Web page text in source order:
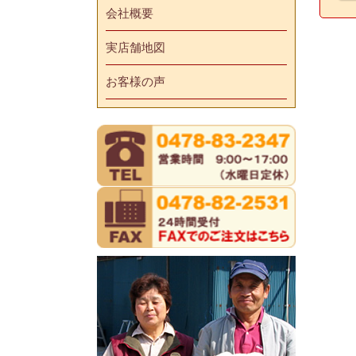
会社概要
実店舗地図
お客様の声